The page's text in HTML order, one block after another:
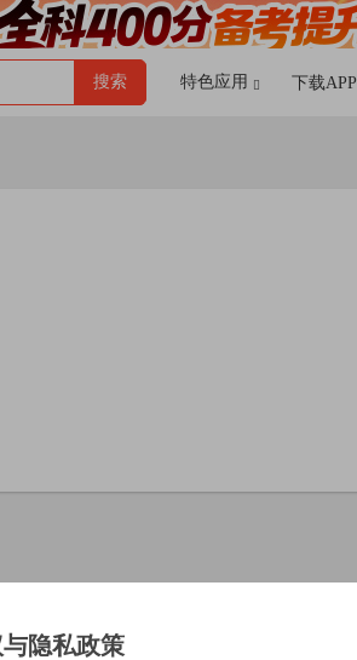
搜索 特色应用 下载APP
隐私政策